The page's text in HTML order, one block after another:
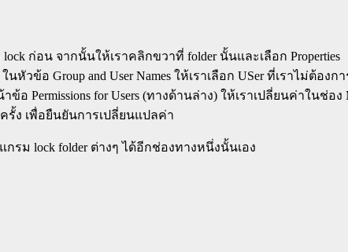
ก่อน จากนั้นให้เราคลิกขวาที่ folder นั้นและเลือก Properties
หัวข้อ Group and User Names ให้เราเลือก USer ที่เราไม่ต้
อ Permissions for Users (ทางด้านล่าง) ให้เราเปลี่ยนค่าในช่
รั้ง เพื่อยืนยันการเปลี่ยนแปลค่า
ม lock folder ต่างๆ ได้อีกช่องทางหนึ่งนั้นเอง